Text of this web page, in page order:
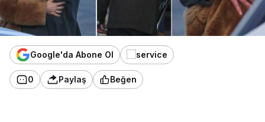
Google'da Abone Ol
0 Paylaş Beğen